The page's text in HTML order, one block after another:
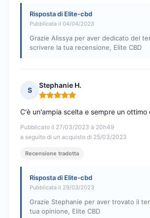
Risposta di Elite-cbd
Pubblicata il 04/04/2023
Grazie Alissya per aver dedicato del
scrivere la tua recensione, Elite CBD
S
Stephanie H.
Nota: 5 su 5
Pubblicato il 27/03/2023 à 20h49
a seguito di un acquisto di 25/03/2023
C'è un'ampia scelta e sempre un ottimo
Recensione tradotta
Risposta di Elite-cbd
Pubblicata il 29/03/2023
Grazie Stephanie per aver trovato il
tua opinione, Elite CBD